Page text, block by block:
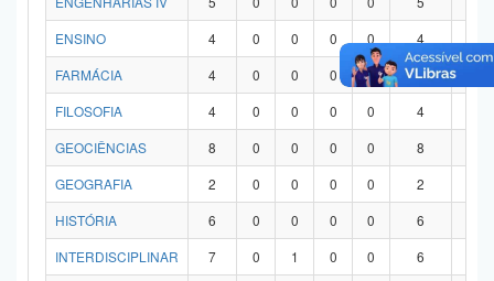
ENSINO
4 0 0 0 0 4
FARMÁCIA
4 0 0 0 0 4
FILOSOFIA
4 0 0 0 0 4
GEOCIÊNCIAS
8 0 0 0 0 8
GEOGRAFIA
2 0 0 0 0 2
HISTÓRIA
6 0 0 0 0 6
INTERDISCIPLINAR
7 0 1 0 0 6